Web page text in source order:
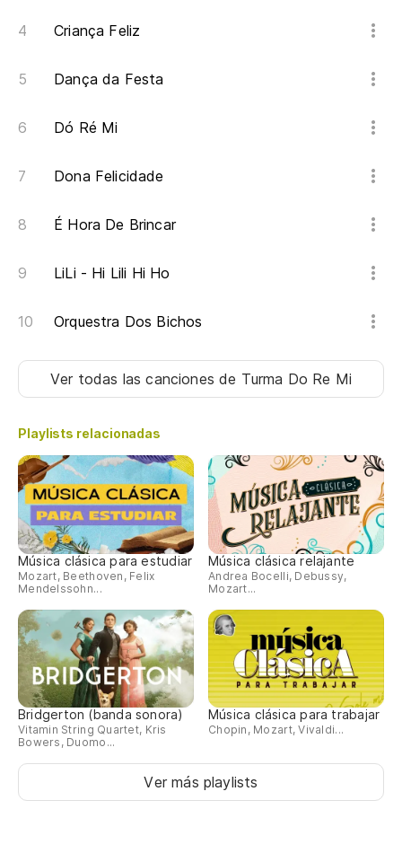
Criança Feliz
Dança da Festa
Dó Ré Mi
Dona Felicidade
É Hora De Brincar
LiLi - Hi Lili Hi Ho
Orquestra Dos Bichos
Ver todas las cancionesde Turma Do Re Mi
Playlists relacionadas
Música clásica para estudiar
Mozart, Beethoven, Felix
Mendelssohn...
Música clásica relajante
Andrea Bocelli, Debussy,
Mozart...
Bridgerton (banda sonora)
Vitamin String Quartet, Kris
Bowers, Duomo...
Música clásica para trabajar
Chopin, Mozart, Vivaldi...
Ver más playlists